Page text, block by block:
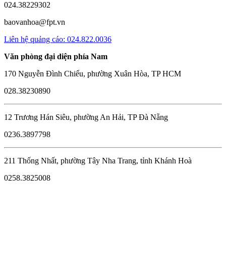
024.38229302
baovanhoa@fpt.vn
Liên hệ quảng cáo: 024.822.0036
Văn phòng đại diện phía Nam
170 Nguyễn Đình Chiểu, phường Xuân Hòa, TP HCM
028.38230890
12 Trương Hán Siêu, phường An Hải, TP Đà Nẵng
0236.3897798
211 Thống Nhất, phường Tây Nha Trang, tỉnh Khánh Hoà
0258.3825008